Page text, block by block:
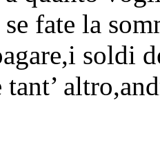
fate la
soldi